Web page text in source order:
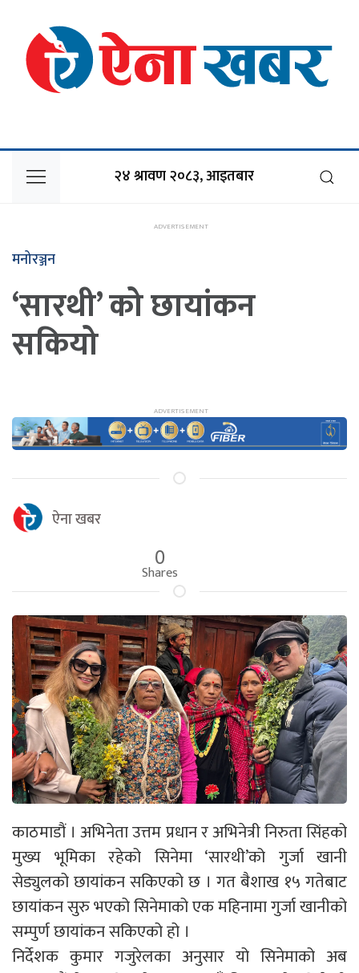
२४ श्रावण २०८३, आइतबार
मनोरञ्जन
‘सारथी’ को छायांकन
सकियो
ऐना खबर
0
Shares
काठमाडौं । अभिनेता उत्तम प्रधान र अभिनेत्री निरुता सिंहको
मुख्य भूमिका रहेको सिनेमा ‘सारथी’को गुर्जा खानी
सेड्युलको छायांकन सकिएको छ । गत बैशाख १५ गतेबाट
छायांकन सुरु भएको सिनेमाको एक महिनामा गुर्जा खानीको
सम्पुर्ण छायांकन सकिएको हो ।
निर्देशक कुमार गजुरेलका अनुसार यो सिनेमाको अब